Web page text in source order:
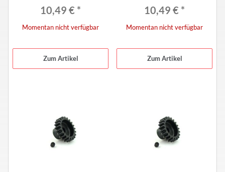
10,49 € *
Momentan nicht verfügbar
Zum Artikel
10,49 € *
Momentan nicht verfügbar
Zum Artikel